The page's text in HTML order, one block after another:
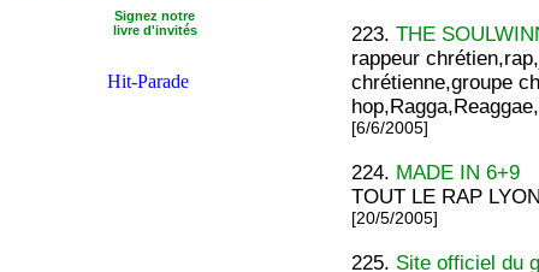
Signez notre
livre d'invités
223.THE
rappeur
chrétienne,groupe
[6/6/2005]
224. MADE IN 6+9
TOUT LE RAP
[20/5/2005]
225. Site officiel du